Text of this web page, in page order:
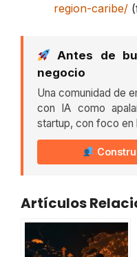
region-caribe/
Antes de
negocio
Una comunidad de
con IA como
startup, con foco en
Artículos